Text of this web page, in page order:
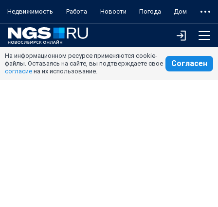
Недвижимость Работа Новости Погода Дом
На информационном ресурсе применяются cookie-
файлы. Оставаясь на сайте, вы подтверждаете свое
согласие на их использование.
Согласен